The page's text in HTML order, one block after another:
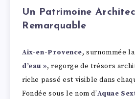
Un Patrimoine
Remarquable
Aix-en-Provence, surnommée la
d’eau », regorge de trésors
riche passé est visible dans
Fondée sous le nom d’Aquae